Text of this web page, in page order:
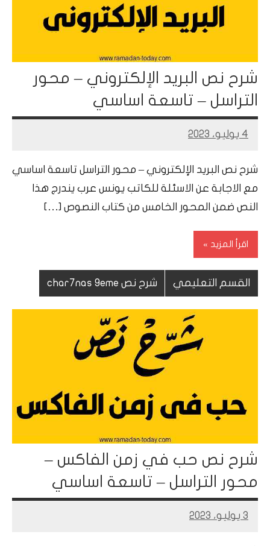
شرح نص البريد الإلكتروني – محور
التراسل – تاسعة اساسي
4 يوليو، 2023
Mohamed
شرح نص البريد الإلكتروني – محور التراسل تاسعة اساسي
مع الاجابة عن الاسئلة للكاتب يونس عرب يندرج هذا
النص ضمن المحور الخامس من كتاب النصوص […]
اقرأ المزيد
القسم التعليمي شرح نص char7nas 9eme
شرح نص حب في زمن الفاكس –
محور التراسل – تاسعة اساسي
3 يوليو، 2023
Mohamed